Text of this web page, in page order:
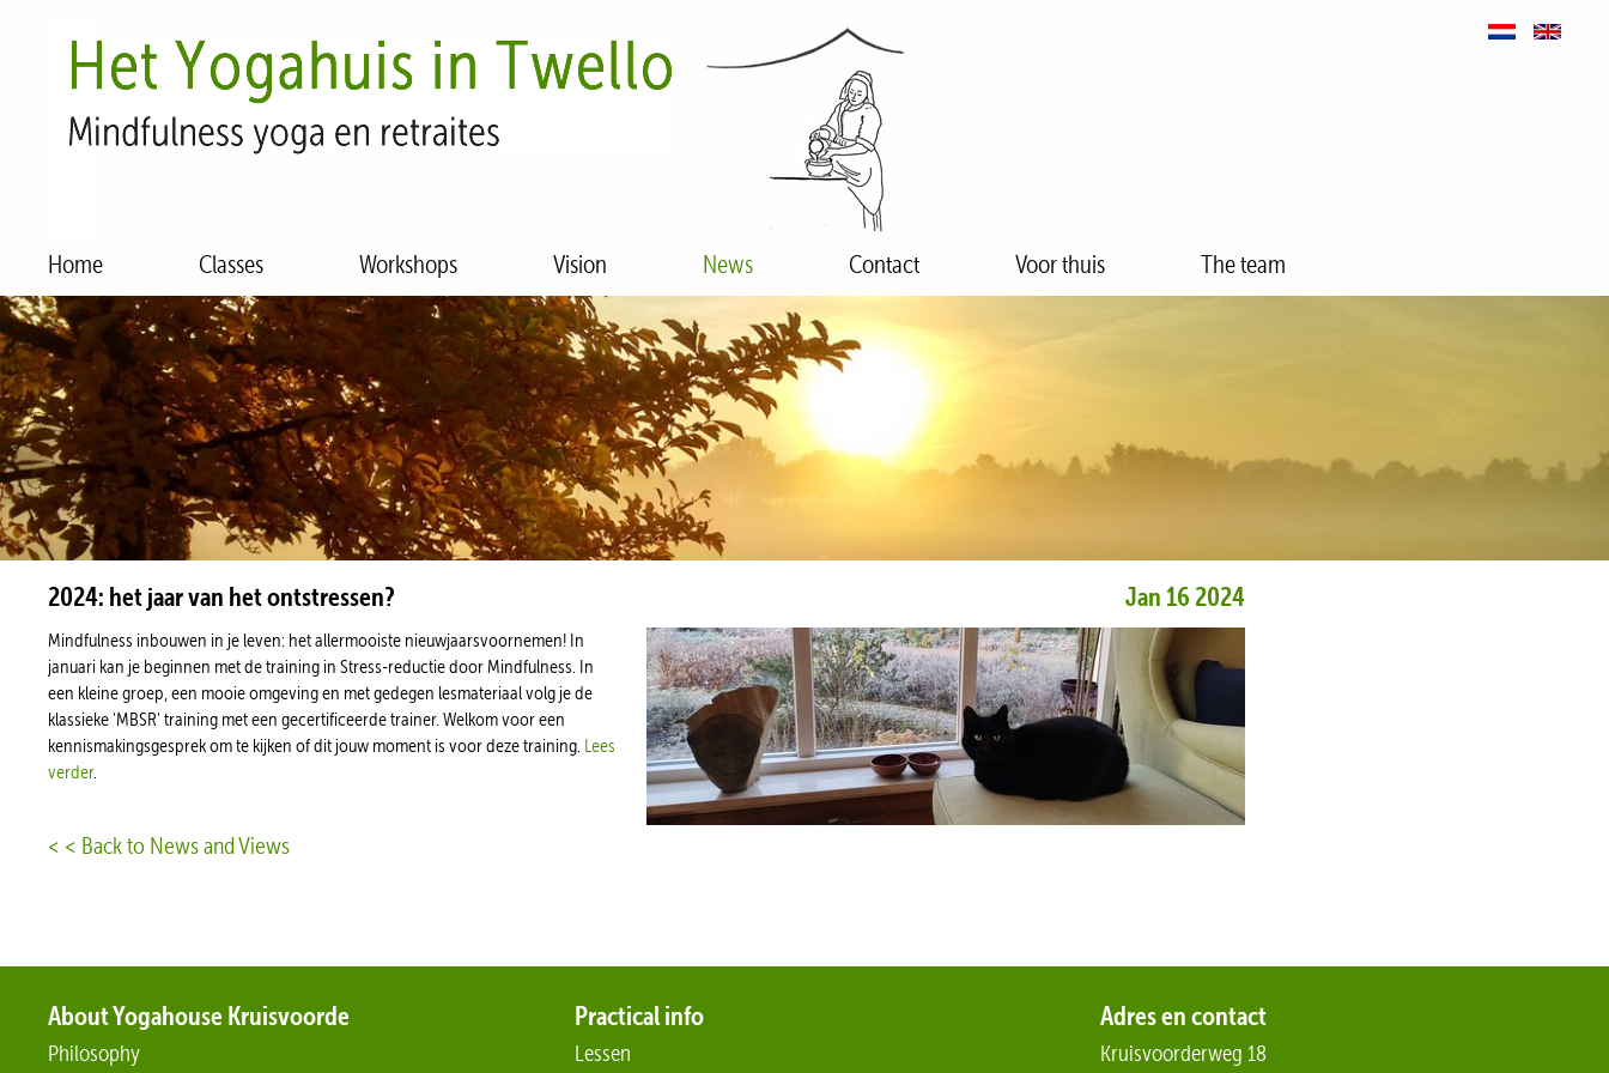
Home Classes Workshops Vision News Contact Voor thuis The team
Jan 16 2024
2024: het jaar van het ontstressen?
Mindfulness inbouwen in je leven: het allermooiste nieuwjaarsvoornemen! In
januari kan je beginnen met de training in Stress-reductie door Mindfulness. In
een kleine groep, een mooie omgeving en met gedegen lesmateriaal volg je de
klassieke 'MBSR' training met een gecertificeerde trainer. Welkom voor een
kennismakingsgesprek om te kijken of dit jouw moment is voor deze training. Lees
verder.
< < Back to News and Views
About Yogahouse Kruisvoorde
Philosophy
Practical info
Lessen
Adres en contact
Kruisvoorderweg 18